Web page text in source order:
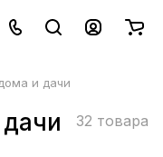
и дачи
32 товара